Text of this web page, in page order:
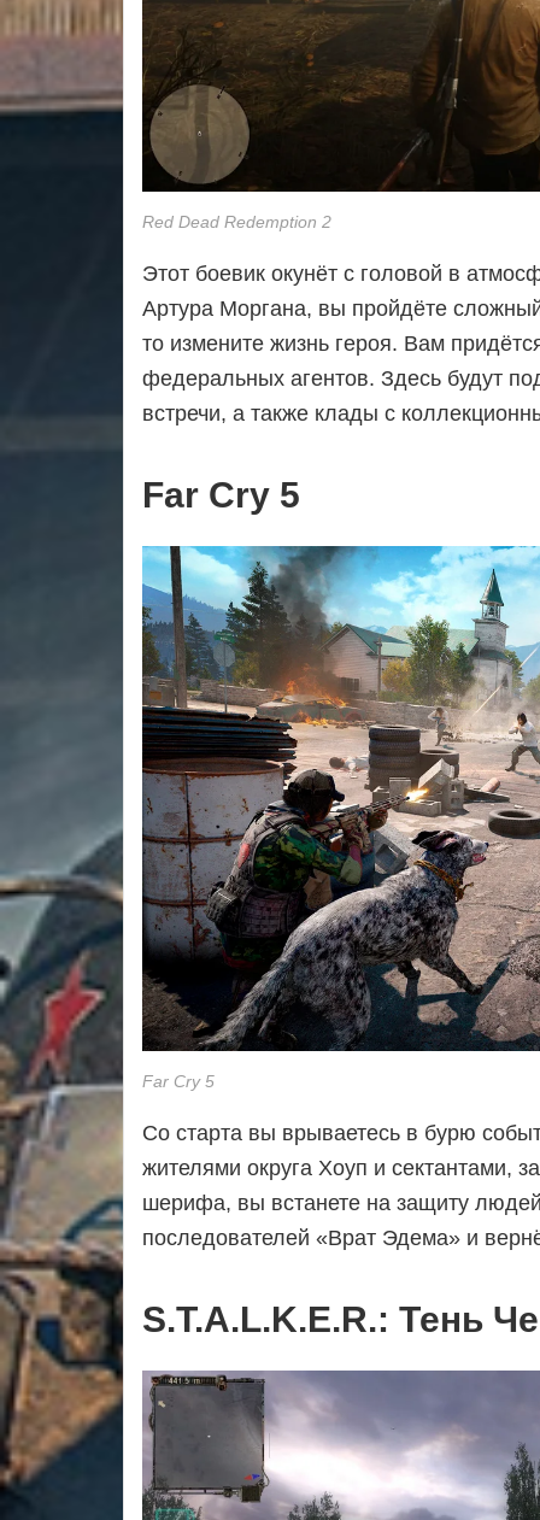
Red Dead Redemption 2
Этот боевик окунёт с головой в
Артура Моргана, вы пройдёте
то измените жизнь героя. Вам
федеральных агентов. Здесь будут
встречи, а также клады с
Far Cry 5
Far Cry 5
Со старта вы врываетесь в бурю
жителями округа Хоуп и сектантами,
шерифа, вы встанете на защиту
последователей «Врат Эдема» и
S.T.A.L.K.E.R.: Тень